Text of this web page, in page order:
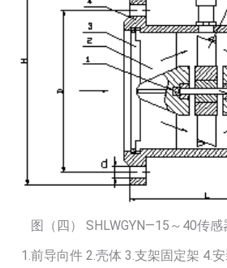
图（四） SHLWGYN—15～40传
1.前导向件 2.壳体 3.支架固定架 4.